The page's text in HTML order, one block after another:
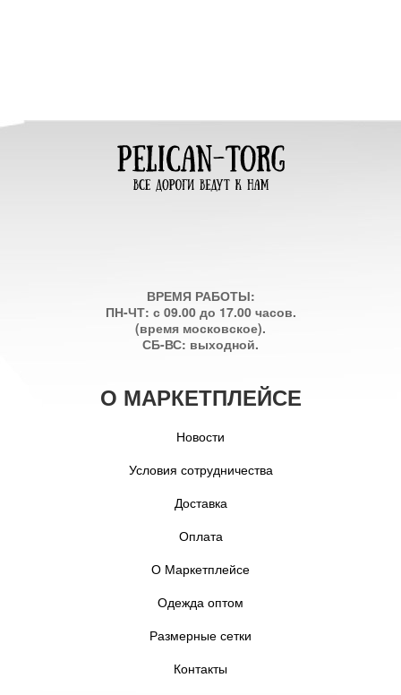
ВРЕМЯ РАБОТЫ:
ПН-ЧТ: с 09.00 до 17.00 часов.
(время московское).
СБ-ВС: выходной.
О МАРКЕТПЛЕЙСЕ
Новости
Условия сотрудничества
Доставка
Оплата
О Маркетплейсе
Одежда оптом
Размерные сетки
Контакты